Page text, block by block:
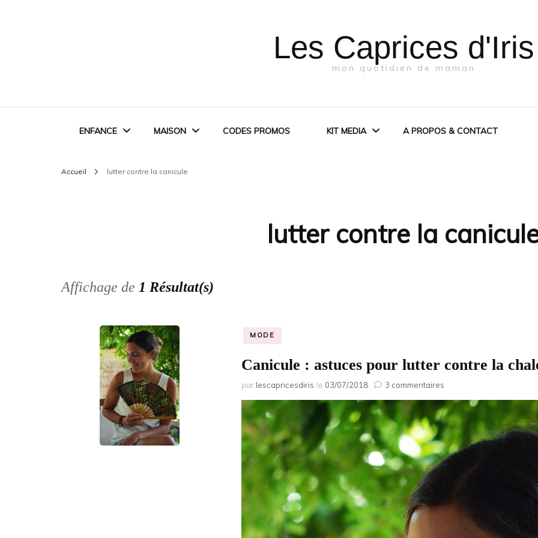
Les Caprices d'Iris
mon quotidien de maman
ENFANCE MAISON CODES PROMOS KIT MEDIA A PROPOS & CONTACT
Accueil lutter contre la canicule
lutter contre la
Affichage de 1 Résultat(s)
MODE
Canicule : astuces pour lutter contre la
par lescapricesdiris le 03/07/2018 3 commentaires
:
astuces
pour
lutter
contre
la